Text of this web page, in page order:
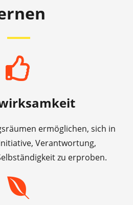
ermöglichen, sich in
Verantwortung,
zu erproben.